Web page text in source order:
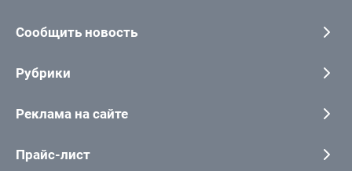
Сообщить новость
Рубрики
Реклама на сайте
Прайс-лист